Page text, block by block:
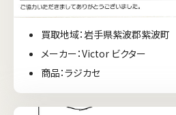
買取地域：岩手県紫波郡紫波町
メーカー：Victor ビクター
商品：ラジカセ